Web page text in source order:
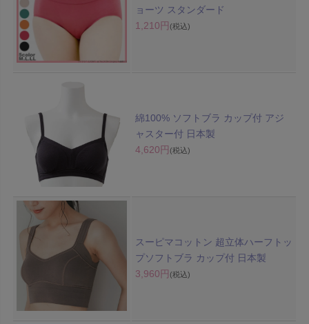
ョーツ スタンダード
1,210円 (税込)
綿100% ソフトブラ カップ付 アジ
ャスター付 日本製
4,620円 (税込)
スーピマコットン 超立体ハーフトッ
プソフトブラ カップ付 日本製
3,960円 (税込)